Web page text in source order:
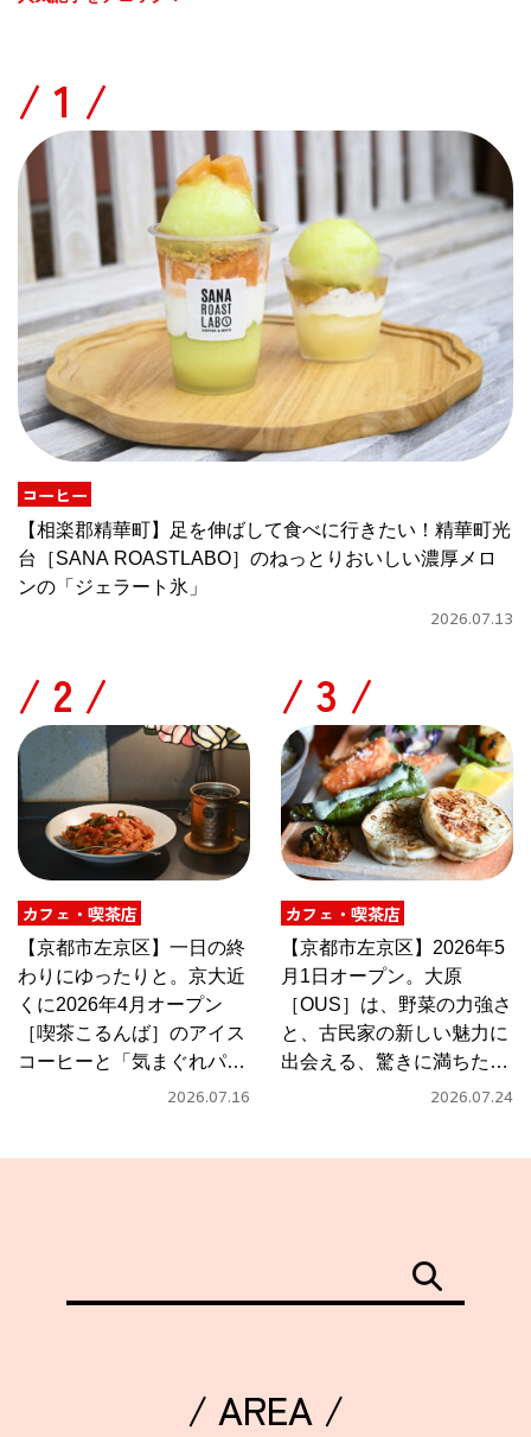
/
コーヒー
【相楽郡精華町】足を伸ばして食べに行きたい！精華町光
台［SANA ROASTLABO］のねっとりおいしい濃厚メロ
ンの「ジェラート氷」
2026.07.13
/
カフェ・喫茶店
【京都市左京区】一日の終
わりにゆったりと。京大近
くに2026年4月オープン
［喫茶こるんば］のアイス
コーヒーと「気まぐれパス
2026.07.16
/
カフェ・喫茶店
【京都市左京区】2026年5
月1日オープン。大原
［OUS］は、野菜の力強さ
と、古民家の新しい魅力に
出会える、驚きに満ちたカ
2026.07.24
/ AREA /